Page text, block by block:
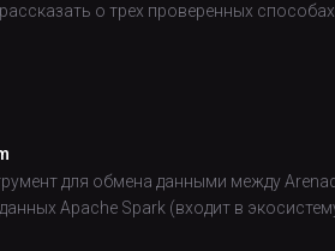
о трех проверенных
для обмена данными между
Apache Spark (входит в